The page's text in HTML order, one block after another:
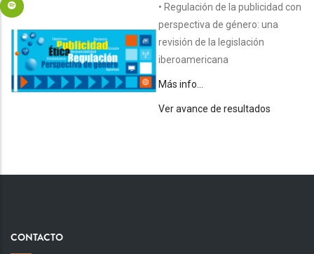
• Regulación de la publicidad con
perspectiva de género: una
revisión de la legislación
iberoamericana
Más info…
Ver avance de resultados
CONTACTO